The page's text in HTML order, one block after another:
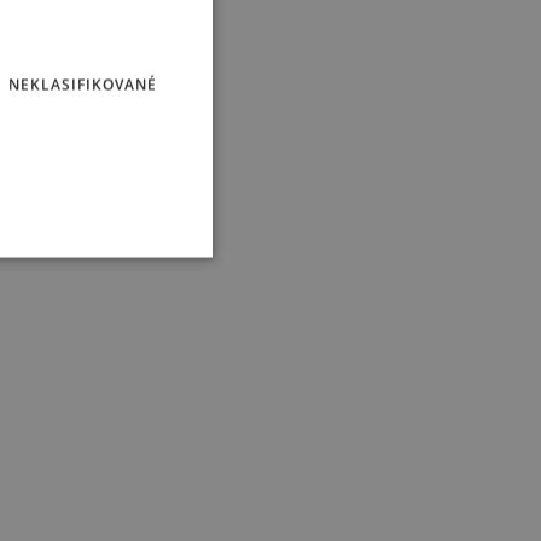
NEKLASIFIKOVANÉ